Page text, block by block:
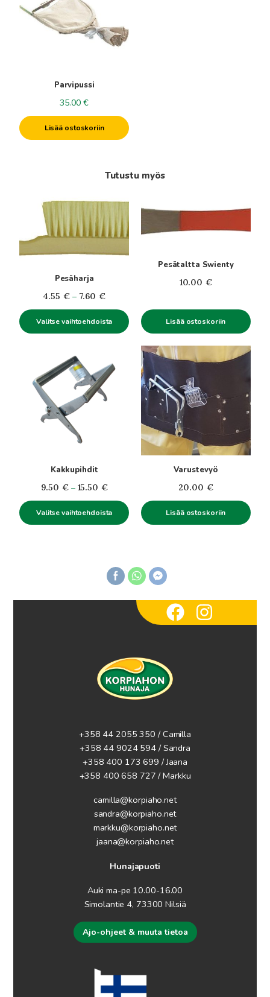
Parvipussi
35.00 €
Lisää ostoskoriin
Tutustu myös
Pesäharja
4.55 € – 7.60 €Hintaluokka:
4.55€
-
Valitse vaihtoehdoista
tuotteella
useampi
muunnelma.
valinnat
tuotteen
sivulla.
Pesätaltta Swienty
10.00 €
Lisää ostoskoriin
Kakkupihdit
9.50 € – 15.50 €Hintaluokka:
9.50€
-
15.50€
Valitse vaihtoehdoista
tuotteella
useampi
muunnelma.
Varustevyö
20.00 €
Lisää ostoskoriin
+358 44 2055 350 / Camilla
+358 44 9024 594 / Sandra
+358 400 173 699 / Jaana
+358 400 658 727 / Markku
camilla@korpiaho.net
sandra@korpiaho.net
markku@korpiaho.net
jaana@korpiaho.net
Hunajapuoti
Auki ma-pe 10.00-16.00
Simolantie 4, 73300 Nilsiä
Ajo-ohjeet & muuta tietoa